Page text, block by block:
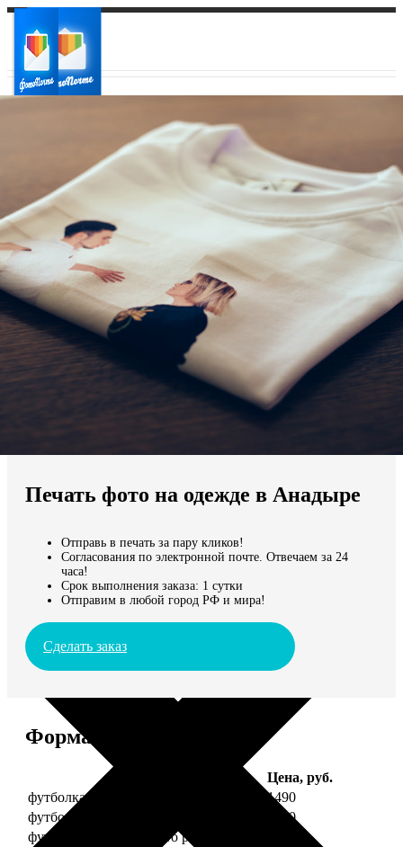
Ваш регион доставки
Выберите из списка:
Мы доставляем по всему миру
Продолжить без города
Печать фото на одежде в Анадыре
Отправь в печать за пару кликов!
Согласования по электронной почте. Отвечаем за 24
часа!
Срок выполнения заказа: 1 сутки
Отправим в любой город РФ и мира!
Сделать заказ
Форматы и цены
Цена, руб.
футболка детская с фото рост 118 см
1490
футболка детская с фото рост 128 см
1490
футболка детская с фото рост 134 см